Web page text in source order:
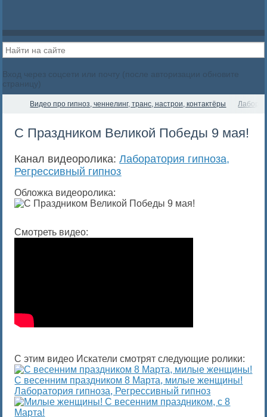
Вход через соцсети или почту (после авторизации обновите
страницу)
Видео про гипноз, ченнелинг, транс, настрои, контактёры
С Праздником Великой Победы 9 мая!
Канал видеоролика:Лаборатория гипноза,
Регрессивный гипноз
Обложка видеоролика:
Смотреть видео:
С этим видео Искатели смотрят следующие ролики:
С весенним праздником 8 Марта, милые женщины!
Лаборатория гипноза, Регрессивный гипноз